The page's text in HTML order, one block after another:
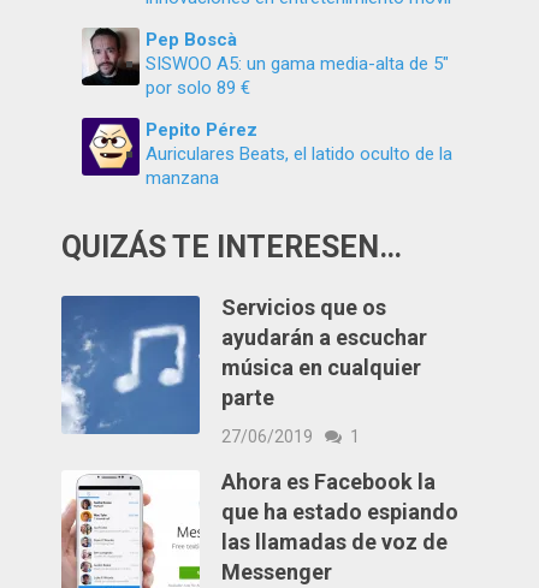
Pep Boscà
SISWOO A5: un gama media-alta de 5″
por solo 89 €
Pepito Pérez
Auriculares Beats, el latido oculto de la
manzana
QUIZÁS TE INTERESEN…
Servicios que os
ayudarán a escuchar
música en cualquier
parte
27/06/2019 1
Ahora es Facebook la
que ha estado espiando
las llamadas de voz de
Messenger